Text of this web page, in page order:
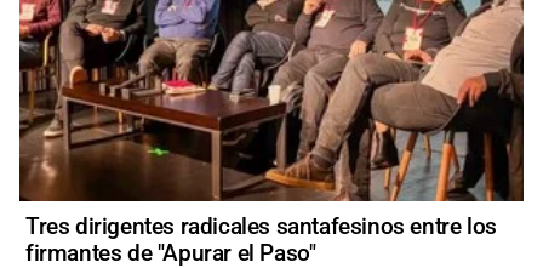
Tres dirigentes radicales santafesinos entre los
firmantes de "Apurar el Paso"